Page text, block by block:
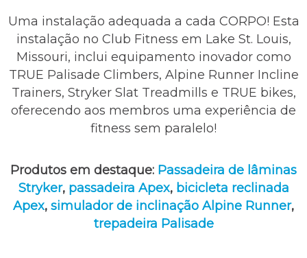
Uma instalação adequada a cada CORPO! Esta
instalação no Club Fitness em Lake St. Louis,
Missouri, inclui equipamento inovador como
TRUE Palisade Climbers, Alpine Runner Incline
Trainers, Stryker Slat Treadmills e TRUE bikes,
oferecendo aos membros uma experiência de
fitness sem paralelo!
Produtos em destaque: Passadeira de lâminas
Stryker, passadeira Apex, bicicleta reclinada
Apex, simulador de inclinação Alpine Runner,
trepadeira Palisade